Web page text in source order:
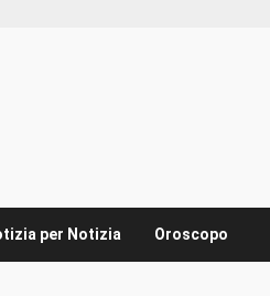
per Notizia Oroscopo